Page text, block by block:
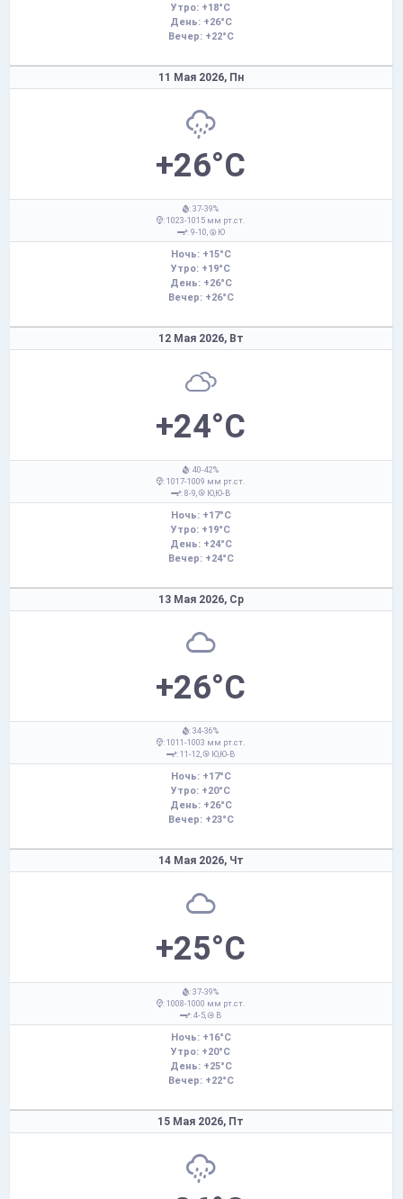
Утро: +18°C
День: +26°C
Вечер: +22°C
11 Мая 2026, Пн
+26°C
: 37-39%
: 1023-1015 мм рт.ст.
: 9-10,
Ю
Ночь: +15°C
Утро: +19°C
День: +26°C
Вечер: +26°C
12 Мая 2026, Вт
+24°C
: 40-42%
: 1017-1009 мм рт.ст.
: 8-9,
Ю,Ю-В
Ночь: +17°C
Утро: +19°C
День: +24°C
Вечер: +24°C
13 Мая 2026, Ср
+26°C
: 34-36%
: 1011-1003 мм рт.ст.
: 11-12,
Ю,Ю-В
Ночь: +17°C
Утро: +20°C
День: +26°C
Вечер: +23°C
14 Мая 2026, Чт
+25°C
: 37-39%
: 1008-1000 мм рт.ст.
: 4-5,
В
Ночь: +16°C
Утро: +20°C
День: +25°C
Вечер: +22°C
15 Мая 2026, Пт